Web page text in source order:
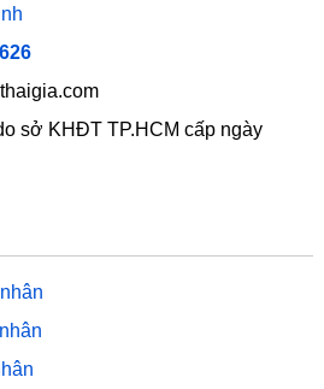
sở KHĐT TP.HCM cấp ngày